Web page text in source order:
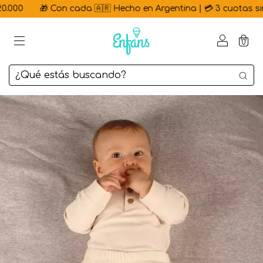
🎁 Con cada 🇦🇷 Hecho en Argentina | 💳 3 cuotas sin
0